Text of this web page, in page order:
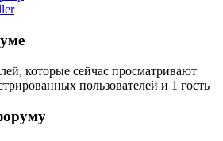
которые сейчас просматривают
пользователей и 1 гость